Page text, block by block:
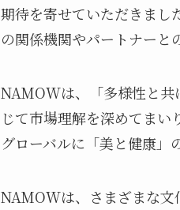
期待を寄せていただきまし
の関係機関やパートナーと
NAMOWは、「多様性と共
じて市場理解を深めてまい
グローバルに「美と健康」
NAMOWは、さまざまな文